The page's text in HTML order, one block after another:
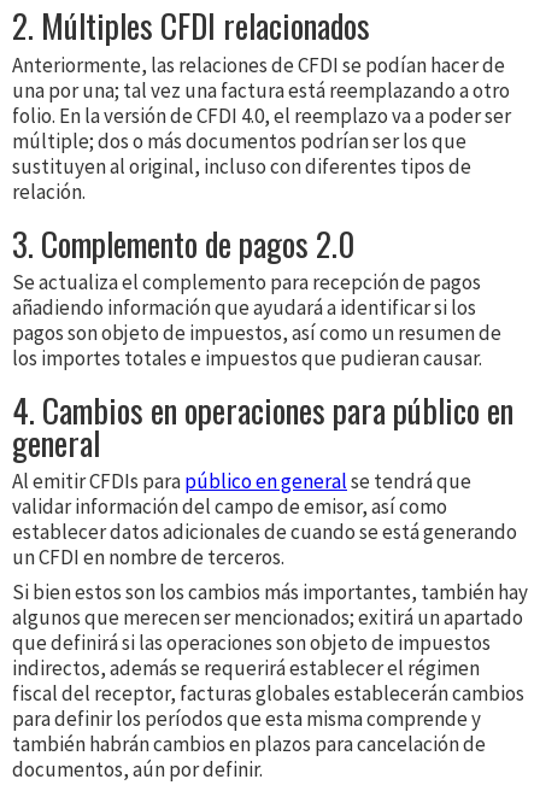
2. Múltiples CFDI relacionados
Anteriormente, las relaciones de CFDI se podían hacer de
una por una; tal vez una factura está reemplazando a otro
folio. En la versión de CFDI 4.0, el reemplazo va a poder ser
múltiple; dos o más documentos podrían ser los que
sustituyen al original, incluso con diferentes tipos de
relación.
3. Complemento de pagos 2.0
Se actualiza el complemento para recepción de pagos
añadiendo información que ayudará a identificar si los
pagos son objeto de impuestos, así como un resumen de
los importes totales e impuestos que pudieran causar.
4. Cambios en operaciones para público en
general
Al emitir CFDIs parapúblico en generalse tendrá que
validar información del campo de emisor, así como
establecer datos adicionales de cuando se está generando
un CFDI en nombre de terceros.
Si bien estos son los cambios más importantes, también hay
algunos que merecen ser mencionados; exitirá un apartado
que definirá si las operaciones son objeto de impuestos
indirectos, además se requerirá establecer el régimen
fiscal del receptor, facturas globales establecerán cambios
para definir los períodos que esta misma comprende y
también habrán cambios en plazos para cancelación de
documentos, aún por definir.